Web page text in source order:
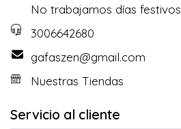
No trabajamos días festivos
3006642680
gafaszen@gmail.com
Nuestras Tiendas
Servicio al cliente